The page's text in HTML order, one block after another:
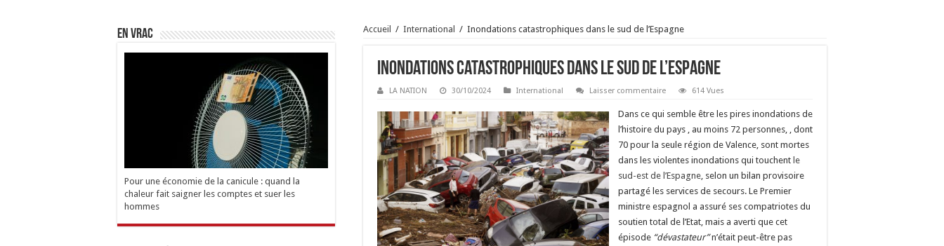
Accueil / International / Inondations catastrophiques dans le sud de l’Espagne
Inondations catastrophiques dans le sud de l’Espagne
LA NATION 30/10/2024 International Laisser commentaire 614 Vues
Dans ce qui semble être les pires inondations de
l’histoire du pays , au moins 72 personnes, , dont
70 pour la seule région de Valence, sont mortes
dans les violentes inondations qui touchent le
sud-est de l’Espagne, selon un bilan provisoire
partagé les services de secours. Le Premier
ministre espagnol a assuré ses compatriotes du
soutien total de l’Etat, mais a averti que cet
épisode “dévastateur”n’était peut-être pas
EN VRAC
Pour une économie de la canicule : quand la
chaleur fait saigner les comptes et suer les
hommes